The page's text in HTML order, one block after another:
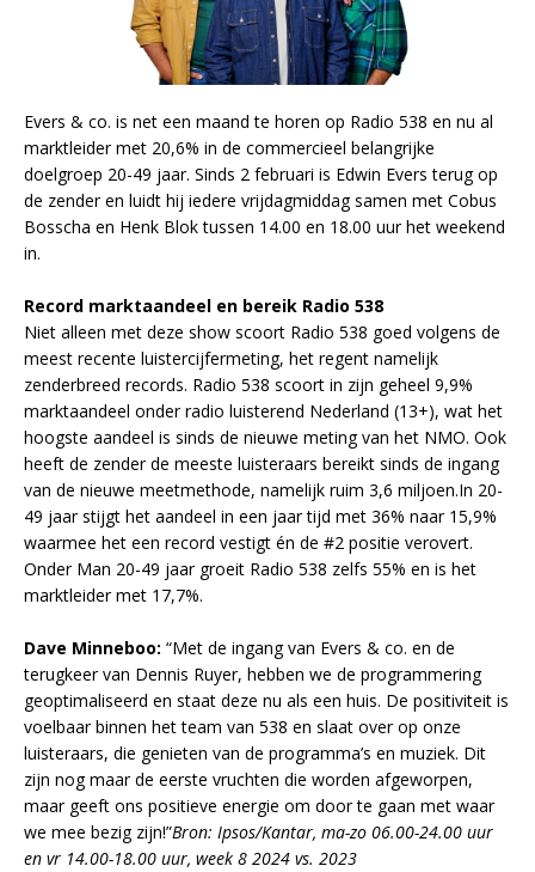
Evers & co. is net een maand te horen op Radio 538 en nu al
marktleider met 20,6% in de commercieel belangrijke
doelgroep 20-49 jaar. Sinds 2 februari is Edwin Evers terug op
de zender en luidt hij iedere vrijdagmiddag samen met Cobus
Bosscha en Henk Blok tussen 14.00 en 18.00 uur het weekend
in.
Record marktaandeel en bereik Radio 538
Niet alleen met deze show scoort Radio 538 goed volgens de
meest recente luistercijfermeting, het regent namelijk
zenderbreed records. Radio 538 scoort in zijn geheel 9,9%
marktaandeel onder radio luisterend Nederland (13+), wat het
hoogste aandeel is sinds de nieuwe meting van het NMO. Ook
heeft de zender de meeste luisteraars bereikt sinds de ingang
van de nieuwe meetmethode, namelijk ruim 3,6 miljoen.In 20-
49 jaar stijgt het aandeel in een jaar tijd met 36% naar 15,9%
waarmee het een record vestigt én de #2 positie verovert.
Onder Man 20-49 jaar groeit Radio 538 zelfs 55% en is het
marktleider met 17,7%.
Dave Minneboo: “Met de ingang van Evers & co. en de
terugkeer van Dennis Ruyer, hebben we de programmering
geoptimaliseerd en staat deze nu als een huis. De positiviteit is
voelbaar binnen het team van 538 en slaat over op onze
luisteraars, die genieten van de programma’s en muziek. Dit
zijn nog maar de eerste vruchten die worden afgeworpen,
maar geeft ons positieve energie om door te gaan met waar
we mee bezig zijn!”Bron: Ipsos/Kantar, ma-zo 06.00-24.00 uur
en vr 14.00-18.00 uur, week 8 2024 vs. 2023